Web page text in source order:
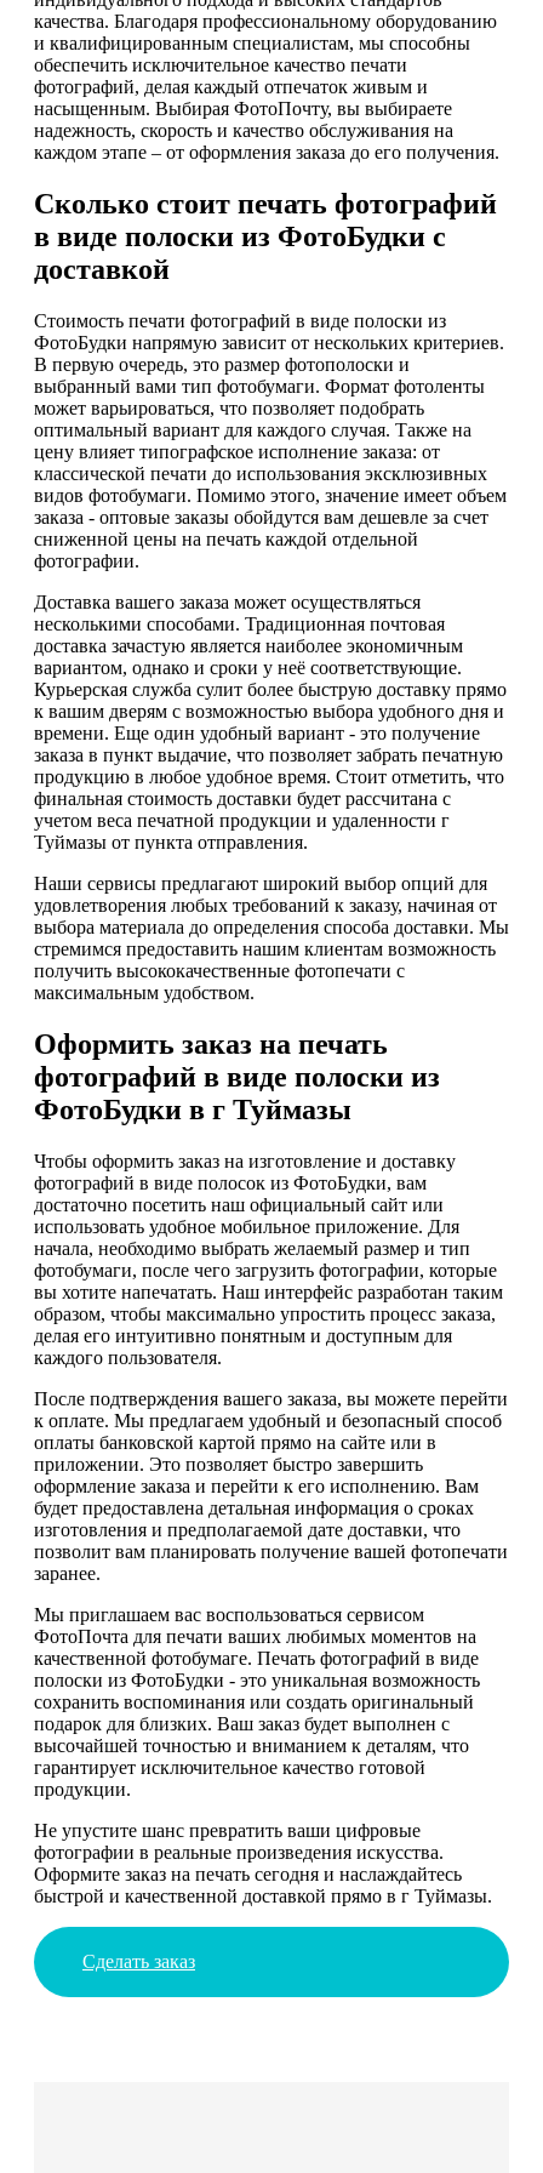
качества. Благодаря профессиональному оборудованию
и квалифицированным специалистам, мы способны
обеспечить исключительное качество печати
фотографий, делая каждый отпечаток живым и
насыщенным. Выбирая ФотоПочту, вы выбираете
надежность, скорость и качество обслуживания на
каждом этапе – от оформления заказа до его получения.
Сколько стоит печать фотографий
в виде полоски из ФотоБудки с
доставкой
Стоимость печати фотографий в виде полоски из
ФотоБудки напрямую зависит от нескольких критериев.
В первую очередь, это размер фотополоски и
выбранный вами тип фотобумаги. Формат фотоленты
может варьироваться, что позволяет подобрать
оптимальный вариант для каждого случая. Также на
цену влияет типографское исполнение заказа: от
классической печати до использования эксклюзивных
видов фотобумаги. Помимо этого, значение имеет объем
заказа - оптовые заказы обойдутся вам дешевле за счет
сниженной цены на печать каждой отдельной
фотографии.
Доставка вашего заказа может осуществляться
несколькими способами. Традиционная почтовая
доставка зачастую является наиболее экономичным
вариантом, однако и сроки у неё соответствующие.
Курьерская служба сулит более быструю доставку прямо
к вашим дверям с возможностью выбора удобного дня и
времени. Еще один удобный вариант - это получение
заказа в пункт выдачие, что позволяет забрать печатную
продукцию в любое удобное время. Стоит отметить, что
финальная стоимость доставки будет рассчитана с
учетом веса печатной продукции и удаленности г
Туймазы от пункта отправления.
Наши сервисы предлагают широкий выбор опций для
удовлетворения любых требований к заказу, начиная от
выбора материала до определения способа доставки. Мы
стремимся предоставить нашим клиентам возможность
получить высококачественные фотопечати с
максимальным удобством.
Оформить заказ на печать
фотографий в виде полоски из
ФотоБудки в г Туймазы
Чтобы оформить заказ на изготовление и доставку
фотографий в виде полосок из ФотоБудки, вам
достаточно посетить наш официальный сайт или
использовать удобное мобильное приложение. Для
начала, необходимо выбрать желаемый размер и тип
фотобумаги, после чего загрузить фотографии, которые
вы хотите напечатать. Наш интерфейс разработан таким
образом, чтобы максимально упростить процесс заказа,
делая его интуитивно понятным и доступным для
каждого пользователя.
После подтверждения вашего заказа, вы можете перейти
к оплате. Мы предлагаем удобный и безопасный способ
оплаты банковской картой прямо на сайте или в
приложении. Это позволяет быстро завершить
оформление заказа и перейти к его исполнению. Вам
будет предоставлена детальная информация о сроках
изготовления и предполагаемой дате доставки, что
позволит вам планировать получение вашей фотопечати
заранее.
Мы приглашаем вас воспользоваться сервисом
ФотоПочта для печати ваших любимых моментов на
качественной фотобумаге. Печать фотографий в виде
полоски из ФотоБудки - это уникальная возможность
сохранить воспоминания или создать оригинальный
подарок для близких. Ваш заказ будет выполнен с
высочайшей точностью и вниманием к деталям, что
гарантирует исключительное качество готовой
продукции.
Не упустите шанс превратить ваши цифровые
фотографии в реальные произведения искусства.
Оформите заказ на печать сегодня и наслаждайтесь
быстрой и качественной доставкой прямо в г Туймазы.
Сделать заказ